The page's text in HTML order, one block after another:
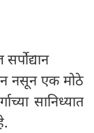
नसून एक मोठे
सानिध्यात